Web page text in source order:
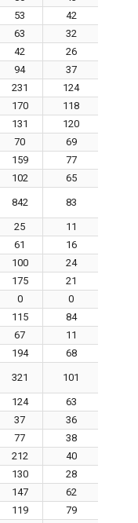
53 42
63 32
42 26
94 37
231 124
170 118
131 120
70 69
159 77
102 65
842 83
25 11
61 16
100 24
175 21
0 0
115 84
67 11
194 68
321 101
124 63
37 36
77 38
212 40
130 28
147 62
119 79